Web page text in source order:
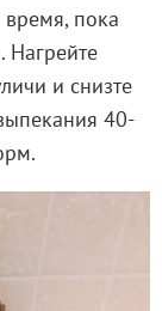
время, пока
Нагрейте
и снизте
40-